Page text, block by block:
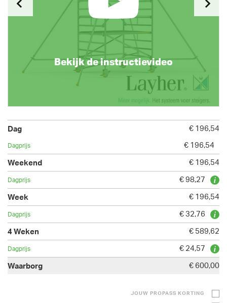
Bekijk de instructievideo
€ 196,54
€ 196,54
€ 196,54
€ 98,27
€ 196,54
€ 32,76
€ 589,62
€ 24,57
€ 600,00
JOUW PROPASS KORTING